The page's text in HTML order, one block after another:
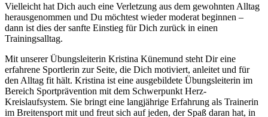
Vielleicht hat Dich auch eine Verletzung aus dem gewohnten Alltag
herausgenommen und Du möchtest wieder moderat beginnen –
dann ist dies der sanfte Einstieg für Dich zurück in einen
Trainingsalltag.
Mit unserer Übungsleiterin Kristina Künemund steht Dir eine
erfahrene Sportlerin zur Seite, die Dich motiviert, anleitet und für
den Alltag fit hält. Kristina ist eine ausgebildete Übungsleiterin im
Bereich Sportprävention mit dem Schwerpunkt Herz-
Kreislaufsystem. Sie bringt eine langjährige Erfahrung als Trainerin
im Breitensport mit und freut sich auf jeden, der Spaß daran hat, in